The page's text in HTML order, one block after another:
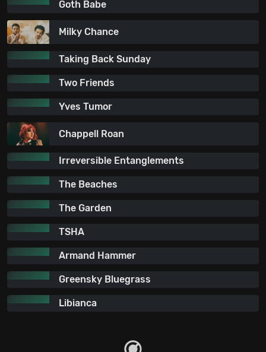
Goth Babe
Milky Chance
Taking Back Sunday
Two Friends
Yves Tumor
Chappell Roan
Irreversible Entanglements
The Beaches
The Garden
TSHA
Armand Hammer
Greensky Bluegrass
Libianca